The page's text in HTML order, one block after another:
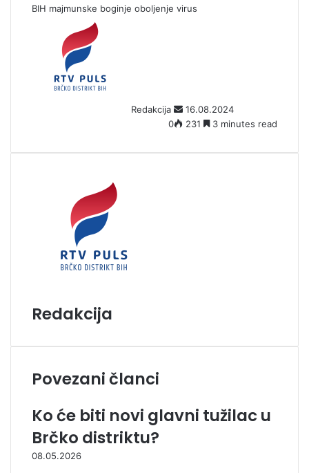
BIH majmunske boginje oboljenje virus
Redakcija
e
m
i
16.08.2024
0
231 3 minutes read
Redakcija
Povezani članci
Ko će biti novi glavni tužilac u
Brčko distriktu?
08.05.2026